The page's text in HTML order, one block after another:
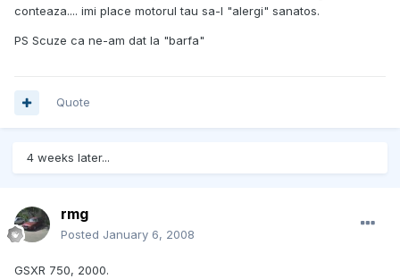
conteaza.... imi place motorul tau sa-l "alergi" sanatos.
PS Scuze ca ne-am dat la "barfa"
Quote
4 weeks later...
rmg
Posted January 6, 2008
GSXR 750, 2000.